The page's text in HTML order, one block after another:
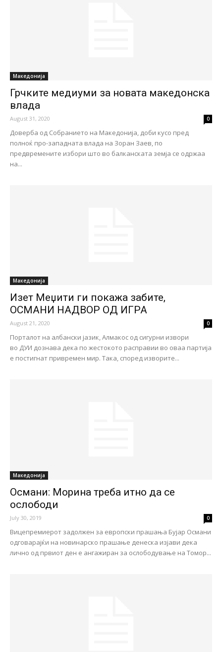
Македонија
Грчките медиуми за новата македонска
влада
August 31, 2020 0
Доверба од Собранието на Македонија, доби кусо пред
полноќ про-западната влада на Зоран Заев, по
предвремените избори што во балканската земја се одржаа
на...
Македонија
Изет Меџити ги покажа забите,
ОСМАНИ НАДВОР ОД ИГРА
August 21, 2020 0
Порталот на албански јазик, Алмакос од сигурни извори
во ДУИ дознава дека по жестокото расправии во оваа партија
е постигнат привремен мир. Така, според изворите...
Македонија
Османи: Морина треба итно да се
ослободи
July 30, 2019 0
Вицепремиерот задолжен за европски прашања Бујар Османи
одговарајќи на новинарско прашање денеска изјави дека
лично од првиот ден е ангажиран за ослободување на Томор...